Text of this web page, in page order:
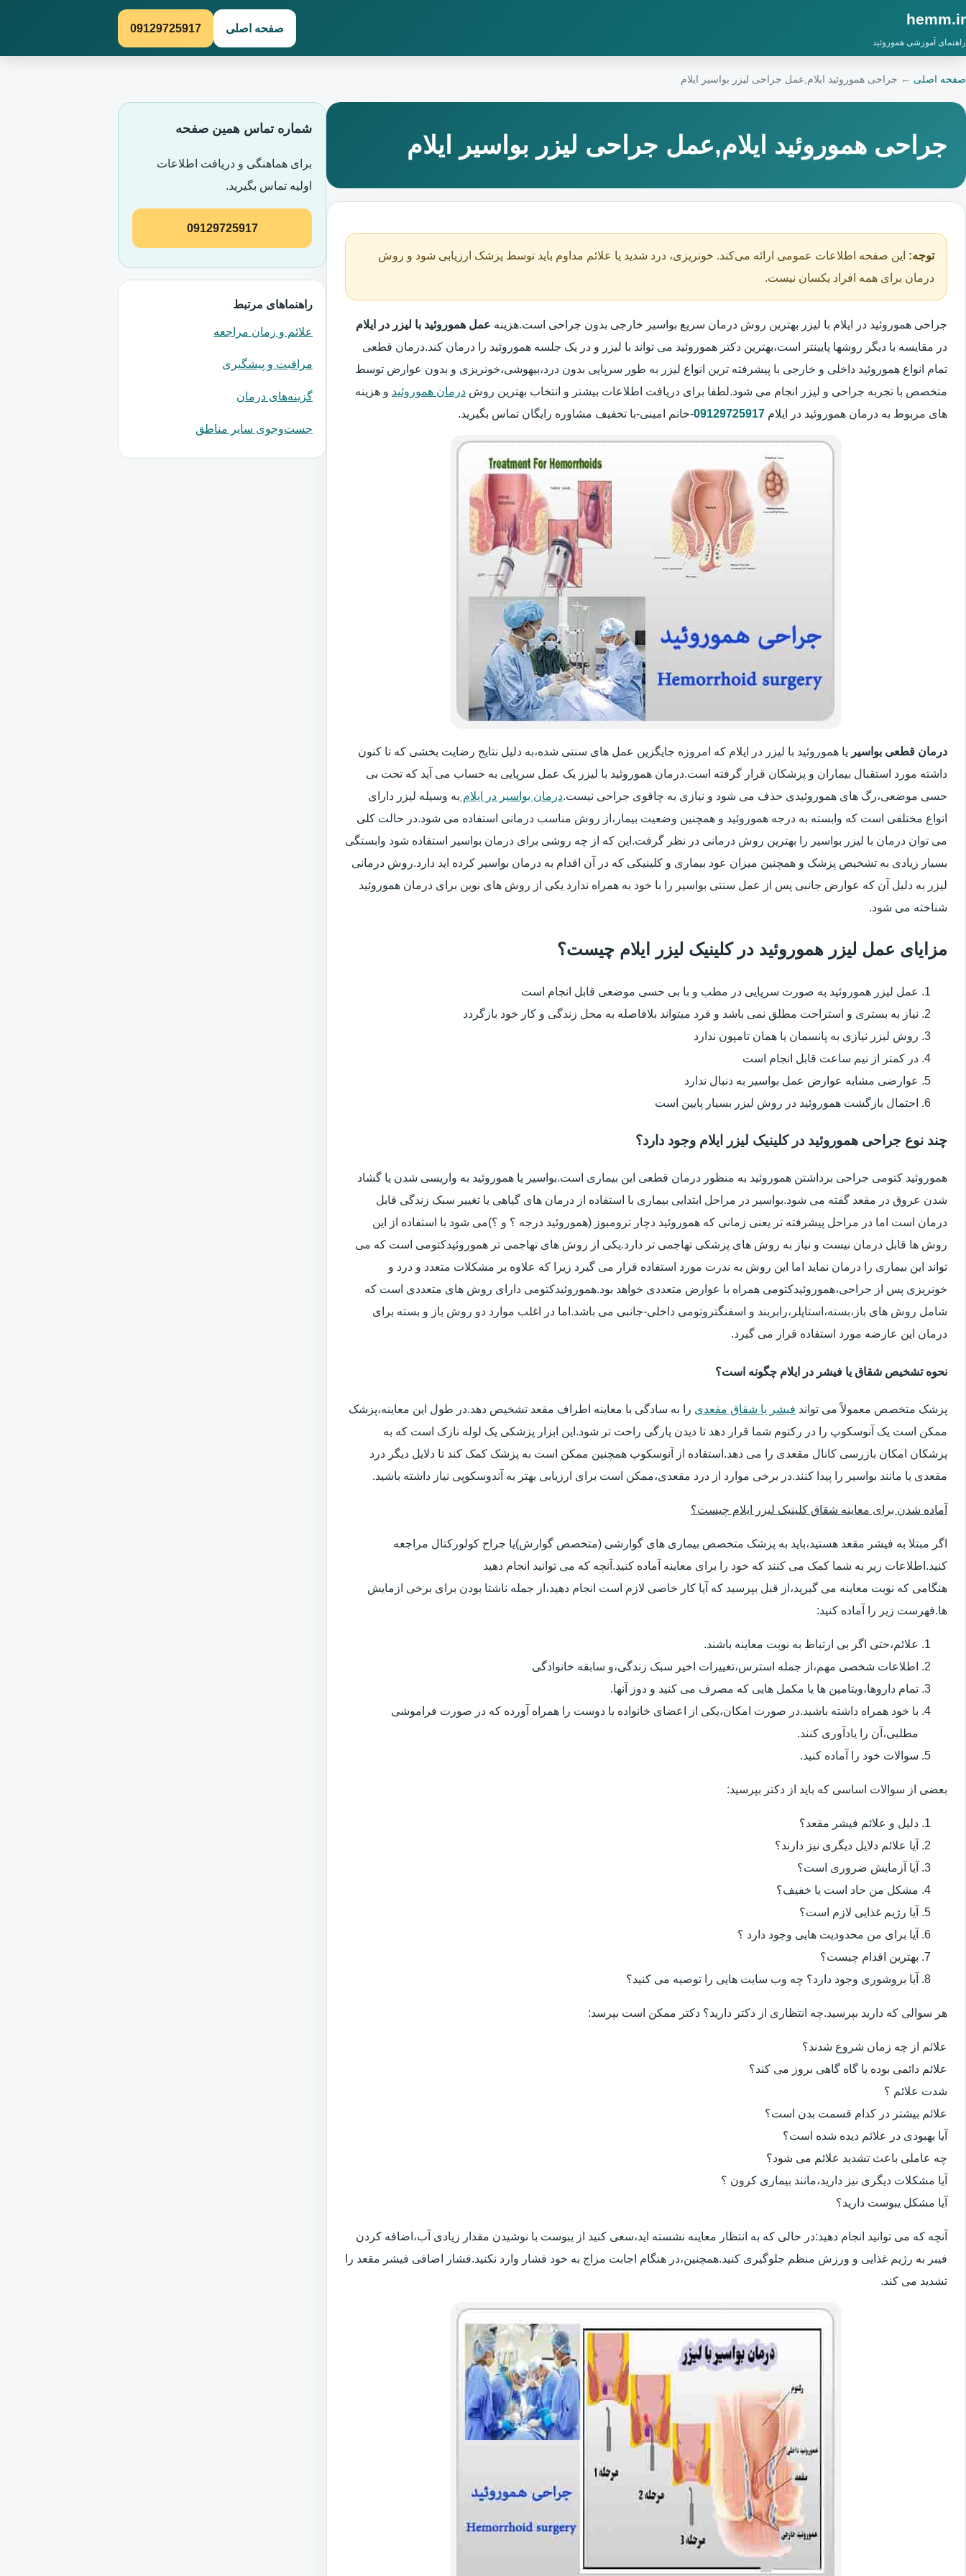
hemm.ir
راهنمای آموزشی هموروئید
صفحه اصلی 09129725917
صفحه اصلی ← جراحی هموروئید ایلام,عمل جراحی لیزر بواسیر ایلام
جراحی هموروئید ایلام,عمل جراحی لیزر بواسیر ایلام
توجه: این صفحه اطلاعات عمومی ارائه می‌کند. خونریزی، درد شدید یا علائم مداوم باید توسط پزشک ارزیابی شود و روش
درمان برای همه افراد یکسان نیست.
جراحی هموروئید در ایلام با لیزر بهترین روش درمان سریع بواسیر خارجی بدون جراحی است.هزینه عمل هموروئید با لیزر در ایلام
در مقایسه با دیگر روشها پایینتر است،بهترین دکتر هموروئید می تواند با لیزر و در یک جلسه هموروئید را درمان کند.درمان قطعی
تمام انواع هموروئید داخلی و خارجی با پیشرفته ترین انواع لیزر به طور سرپایی بدون درد،بیهوشی،خونریزی و بدون عوارض توسط
متخصص با تجربه جراحی و لیزر انجام می شود.لطفا برای دریافت اطلاعات بیشتر و انتخاب بهترین روش درمان هموروئید و هزینه
های مربوط به درمان هموروئید در ایلام 09129725917-خانم امینی-با تخفیف مشاوره رایگان تماس بگیرید.
درمان قطعی بواسیر یا هموروئید با لیزر در ایلام که امروزه جایگزین عمل های سنتی شده،به دلیل نتایج رضایت بخشی که تا کنون
داشته مورد استقبال بیماران و پزشکان قرار گرفته است.درمان هموروئید با لیزر یک عمل سرپایی به حساب می آید که تحت بی
حسی موضعی،رگ های هموروئیدی حذف می شود و نیازی به چاقوی جراحی نیست.درمان بواسیر در ایلام به وسیله لیزر دارای
انواع مختلفی است که وابسته به درجه هموروئید و همچنین وضعیت بیمار،از روش مناسب درمانی استفاده می شود.در حالت کلی
می توان درمان با لیزر بواسیر را بهترین روش درمانی در نظر گرفت.این که از چه روشی برای درمان بواسیر استفاده شود وابستگی
بسیار زیادی به تشخیص پزشک و همچنین میزان عود بیماری و کلینیکی که در آن اقدام به درمان بواسیر کرده اید دارد.روش درمانی
لیزر به دلیل آن که عوارض جانبی پس از عمل سنتی بواسیر را با خود به همراه ندارد یکی از روش های نوین برای درمان هموروئید
شناخته می شود.
مزایای عمل لیزر هموروئید در کلینیک لیزر ایلام چیست؟
عمل لیزر هموروئید به صورت سرپایی در مطب و با بی حسی موضعی قابل انجام است
نیاز به بستری و استراحت مطلق نمی باشد و فرد میتواند بلافاصله به محل زندگی و کار خود بازگردد
روش لیزر نیازی به پانسمان یا همان تامپون ندارد
در کمتر از نیم ساعت قابل انجام است
عوارضی مشابه عوارض عمل بواسیر به دنبال ندارد
احتمال بازگشت هموروئید در روش لیزر بسیار پایین است
چند نوع جراحی هموروئید در کلینیک لیزر ایلام وجود دارد؟
هموروئید کتومی جراحی برداشتن هموروئید به منظور درمان قطعی این بیماری است.بواسیر یا هموروئید به واریسی شدن یا گشاد
شدن عروق در مقعد گفته می شود.بواسیر در مراحل ابتدایی بیماری با استفاده از درمان های گیاهی یا تغییر سبک زندگی قابل
درمان است اما در مراحل پیشرفته تر یعنی زمانی که هموروئید دچار ترومبوز (هموروئید درجه ؟ و ؟)می شود با استفاده از این
روش ها قابل درمان نیست و نیاز به روش های پزشکی تهاجمی تر دارد.یکی از روش های تهاجمی تر هموروئیدکتومی است که می
تواند این بیماری را درمان نماید اما این روش به ندرت مورد استفاده قرار می گیرد زیرا که علاوه بر مشکلات متعدد و درد و
خونریزی پس از جراحی،هموروئیدکتومی همراه با عوارض متعددی خواهد بود.هموروئیدکتومی دارای روش های متعددی است که
شامل روش های باز،بسته،استاپلر،رابربند و اسفنگتروتومی داخلی-جانبی می باشد.اما در اغلب موارد دو روش باز و بسته برای
درمان این عارضه مورد استفاده قرار می گیرد.
نحوه تشخیص شقاق یا فیشر در ایلام چگونه است؟
پزشک متخصص معمولاً می تواند فیشر یا شقاق مقعدی را به سادگی با معاینه اطراف مقعد تشخیص دهد.در طول این معاینه،پزشک
ممکن است یک آنوسکوپ را در رکتوم شما قرار دهد تا دیدن پارگی راحت تر شود.این ابزار پزشکی یک لوله نازک است که به
پزشکان امکان بازرسی کانال مقعدی را می دهد.استفاده از آنوسکوپ همچنین ممکن است به پزشک کمک کند تا دلایل دیگر درد
مقعدی یا مانند بواسیر را پیدا کنند.در برخی موارد از درد مقعدی،ممکن است برای ارزیابی بهتر به آندوسکوپی نیاز داشته باشید.
آماده شدن برای معاینه شقاق کلینیک لیزر ایلام چیست؟
اگر مبتلا به فیشر مقعد هستید،باید به پزشک متخصص بیماری های گوارشی (متخصص گوارش)یا جراح کولورکتال مراجعه
کنید.اطلاعات زیر به شما کمک می کنند که خود را برای معاینه آماده کنید.آنچه که می توانید انجام دهید
هنگامی که نوبت معاینه می گیرید،از قبل بپرسید که آیا کار خاصی لازم است انجام دهید،از جمله ناشتا بودن برای برخی ازمایش
ها.فهرست زیر را آماده کنید:
علائم،حتی اگر بی ارتباط به نوبت معاینه باشند.
اطلاعات شخصی مهم،از جمله استرس،تغییرات اخیر سبک زندگی،و سابقه خانوادگی
تمام داروها،ویتامین ها یا مکمل هایی که مصرف می کنید و دوز آنها.
با خود همراه داشته باشید.در صورت امکان،یکی از اعضای خانواده یا دوست را همراه آورده که در صورت فراموشی
مطلبی،آن را یادآوری کنند.
سوالات خود را آماده کنید.
بعضی از سوالات اساسی که باید از دکتر بپرسید:
دلیل و علائم فیشر مقعد؟
آیا علائم دلایل دیگری نیز دارند؟
آیا آزمایش ضروری است؟
مشکل من حاد است یا خفیف؟
آیا رژیم غذایی لازم است؟
آیا برای من محدودیت هایی وجود دارد ؟
بهترین اقدام چیست؟
آیا بروشوری وجود دارد؟ چه وب سایت هایی را توصیه می کنید؟
هر سوالی که دارید بپرسید.چه انتظاری از دکتر دارید؟ دکتر ممکن است بپرسد:
علائم از چه زمان شروع شدند؟
علائم دائمی بوده یا گاه گاهی بروز می کند؟
شدت علائم ؟
علائم بیشتر در کدام قسمت بدن است؟
آیا بهبودی در علائم دیده شده است؟
چه عاملی باعث تشدید علائم می شود؟
آیا مشکلات دیگری نیز دارید،مانند بیماری کرون ؟
آیا مشکل یبوست دارید؟
آنچه که می توانید انجام دهید:در حالی که به انتظار معاینه نشسته اید،سعی کنید از یبوست با نوشیدن مقدار زیادی آب،اضافه کردن
فیبر به رژیم غذایی و ورزش منظم جلوگیری کنید.همچنین،در هنگام اجابت مزاج به خود فشار وارد نکنید.فشار اضافی فیشر مقعد را
تشدید می کند.
شماره تماس همین صفحه
برای هماهنگی و دریافت اطلاعات
اولیه تماس بگیرید.
09129725917
راهنماهای مرتبط
علائم و زمان مراجعه
مراقبت و پیشگیری
گزینه‌های درمان
جست‌وجوی سایر مناطق